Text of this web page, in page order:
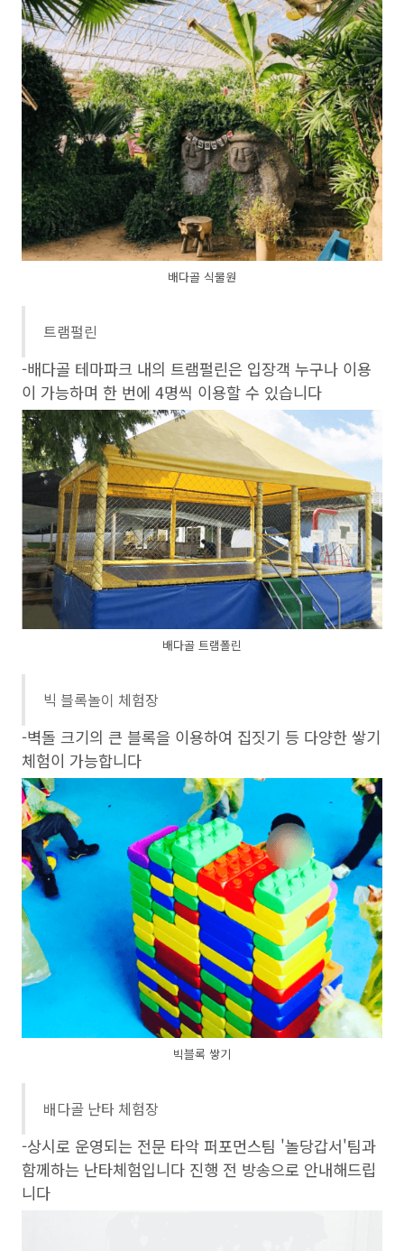
배다골 식물원
트램펄린
-배다골 테마파크 내의 트램펄린은 입장객 누구나 이용
이 가능하며 한 번에 4명씩 이용할 수 있습니다
배다골 트램폴린
빅 블록놀이 체험장
-벽돌 크기의 큰 블록을 이용하여 집짓기 등 다양한 쌓기
체험이 가능합니다
빅블록 쌓기
배다골 난타 체험장
-상시로 운영되는 전문 타악 퍼포먼스팀 '놀당갑서'팀과
함께하는 난타체험입니다 진행 전 방송으로 안내해드립
니다